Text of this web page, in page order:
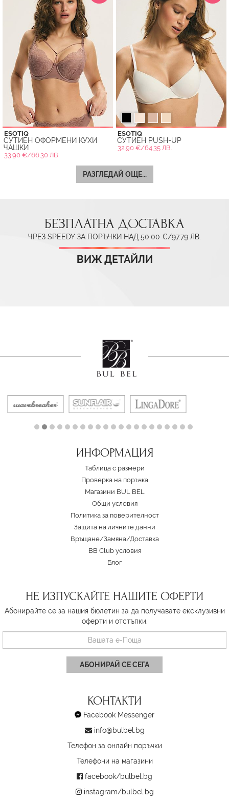
ESOTIQ
СУТИЕН ОФОРМЕНИ КУХИ
ЧАШКИ
33.90 €/66.30 ЛВ.
ESOTIQ
СУТИЕН PUSH-UP
32.90 €/64.35 ЛВ.
РАЗГЛЕДАЙ ОЩЕ...
БЕЗПЛАТНА ДОСТАВКА
ЧРЕЗ SPEEDY ЗА ПОРЪЧКИ НАД 50.00 €/97.79 ЛВ.
ВИЖ ДЕТАЙЛИ
ИНФОРМАЦИЯ
Таблица с размери
Проверка на поръчка
Магазини BUL BEL
Oбщи условия
Политика за поверителност
Защита на личните данни
Връщане/Замяна/Доставка
BB Club условия
Блог
НЕ ИЗПУСКАЙТЕ НАШИТЕ ОФЕРТИ
Абонирайте се за нашия бюлетин за да получавате ексклузивни
оферти и отстъпки.
АБОНИРАЙ СЕ СЕГА
КОНТАКТИ
Facebook Messenger
info@bulbel.bg
Телефон за онлайн поръчки
Телефони на магазини
facebook/bulbel.bg
instagram/bulbel.bg